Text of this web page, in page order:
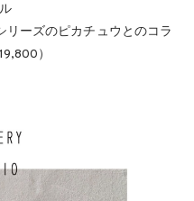
リーズのピカチュウとのコラ
）